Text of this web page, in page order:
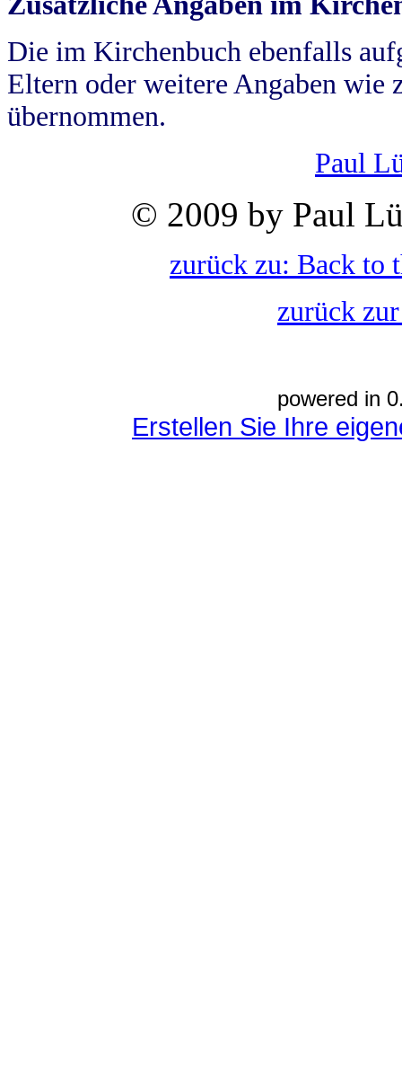
Die im Kirchenbuch ebenfalls
Eltern oder weitere Angaben wie
übernommen.
Paul
© 2009 by Paul
zurück zu: Back to
zurück
powered in
Erstellen Sie Ihre